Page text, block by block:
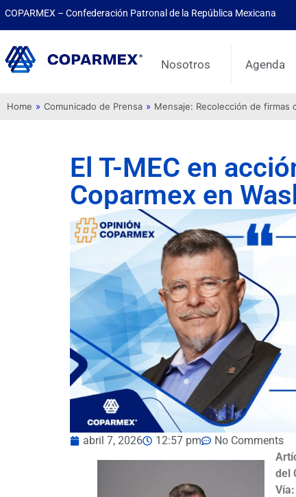
COPARMEX – Confederación Patronal de la República Mexicana
Nosotros Agenda
Home » Comunicado de Prensa » Mensaje: Recolección de firmas
El T-MEC en
Coparmex en
abril 7, 2026 12:57 pm
No Comments
del
Vía: